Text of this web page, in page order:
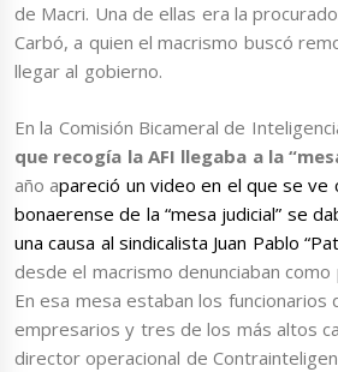
de Macri. Una de ellas era la
Carbó, a quien el macrismo buscó
llegar al gobierno.
En la Comisión Bicameral de
que recogía la AFI llegaba a la
año apareció un video en el que se ve
bonaerense de la “mesa judicial” se
una causa al sindicalista Juan Pablo
desde el macrismo denunciaban como
En esa mesa estaban los funcionarios
empresarios y tres de los más altos
director operacional de